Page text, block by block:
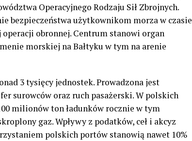
Operacyjnego Rodzaju Sił Zbrojnych.
bezpieczeństwa użytkownikom morza w czasie
obronnej. Centrum stanowi organ
morskiej na Bałtyku w tym na arenie
3 tysięcy jednostek. Prowadzona jest
surowców oraz ruch pasażerski. W polskich
milionów ton ładunków rocznie w tym
gaz. Wpływy z podatków, ceł i akcyz
polskich portów stanowią nawet 10%